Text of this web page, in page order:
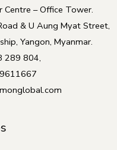
– Office Tower.
& U Aung Myat Street,
Yangon, Myanmar.
289 804,